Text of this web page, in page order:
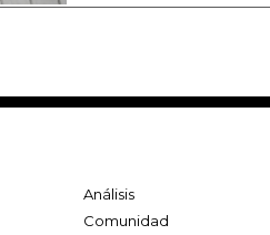
Análisis
Comunidad